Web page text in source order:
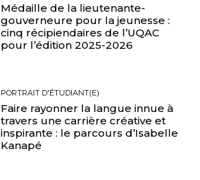
Médaille de la lieutenante-
gouverneure pour la jeunesse :
cinq récipiendaires de l’UQAC
pour l’édition 2025-2026
PORTRAIT D'ÉTUDIANT(E)
Faire rayonner la langue innue à
travers une carrière créative et
inspirante : le parcours d’Isabelle
Kanapé